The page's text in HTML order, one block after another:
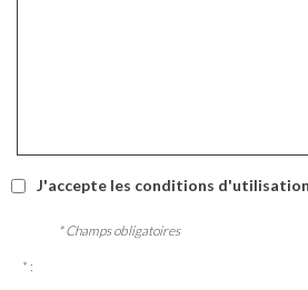
J'accepte les conditions d'utilisation
* Champs obligatoires
* :